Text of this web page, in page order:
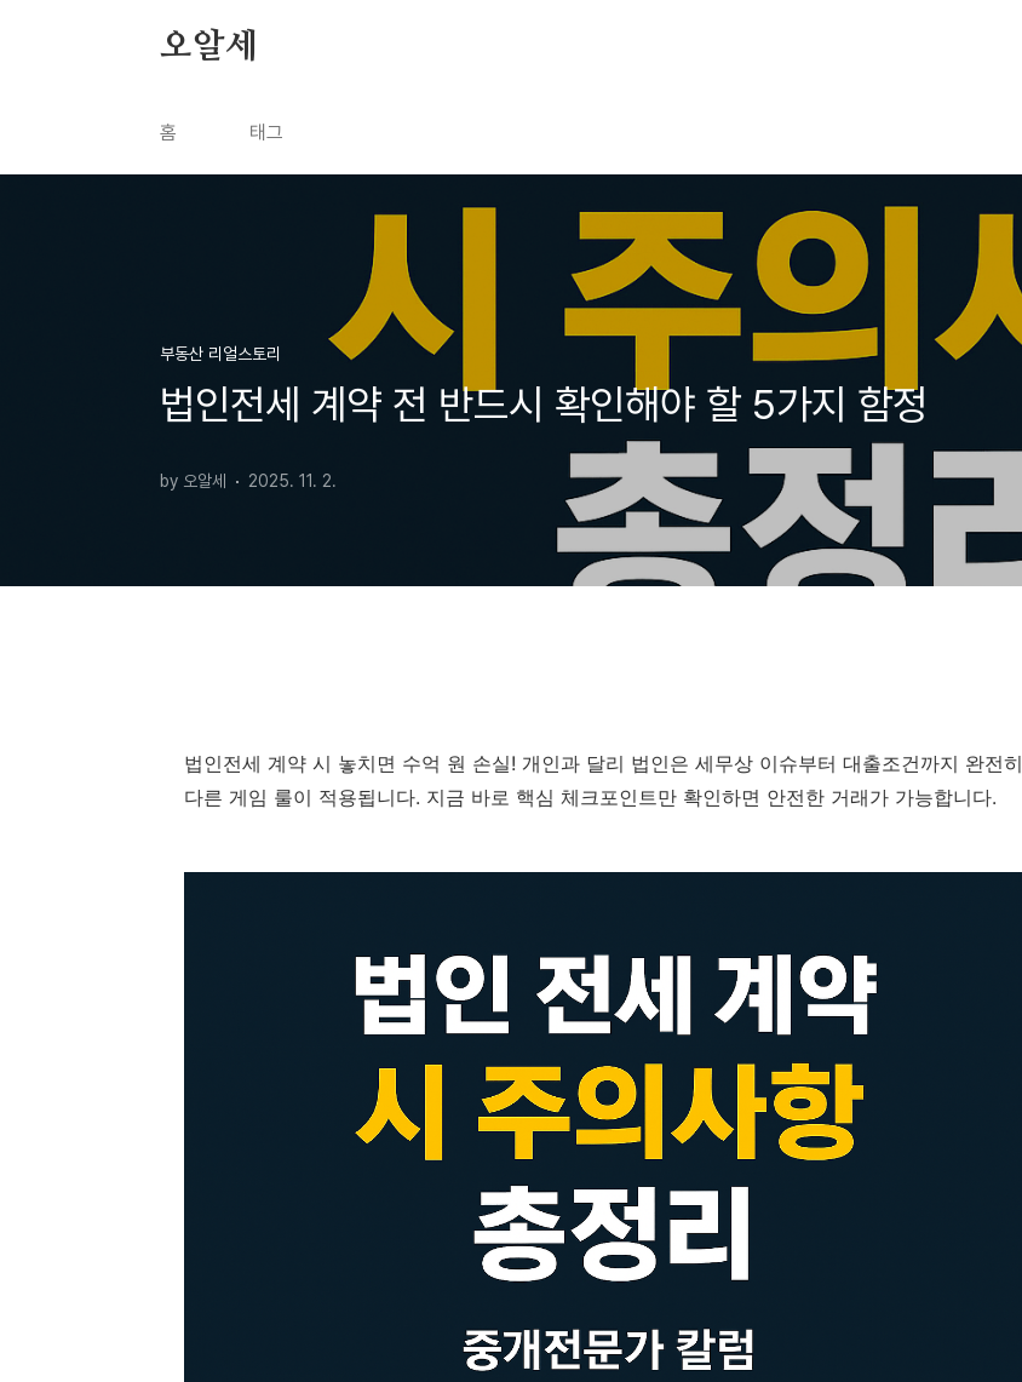
오알세
홈 태그
부동산 리얼스토리
법인전세 계약 전 반드시 확인해야 할 5가지 함정
by 오알세 2025. 11. 2.
법인전세 계약 시 놓치면 수억 원 손실! 개인과 달리 법인은 세무상 이슈부터 대출조건까지 완전히
다른 게임 룰이 적용됩니다. 지금 바로 핵심 체크포인트만 확인하면 안전한 거래가 가능합니다.